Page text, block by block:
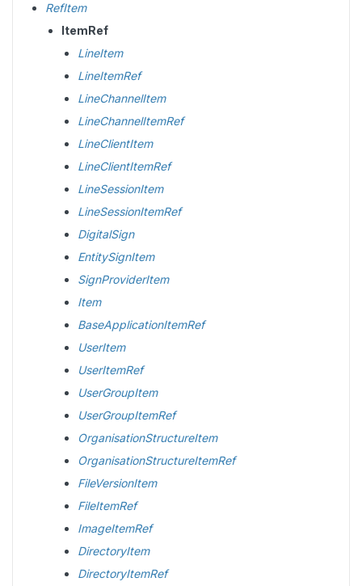
RefItem
ItemRef
LineItem
LineItemRef
LineChannelItem
LineChannelItemRef
LineClientItem
LineClientItemRef
LineSessionItem
LineSessionItemRef
DigitalSign
EntitySignItem
SignProviderItem
Item
BaseApplicationItemRef
UserItem
UserItemRef
UserGroupItem
UserGroupItemRef
OrganisationStructureItem
OrganisationStructureItemRef
FileVersionItem
FileItemRef
ImageItemRef
DirectoryItem
DirectoryItemRef